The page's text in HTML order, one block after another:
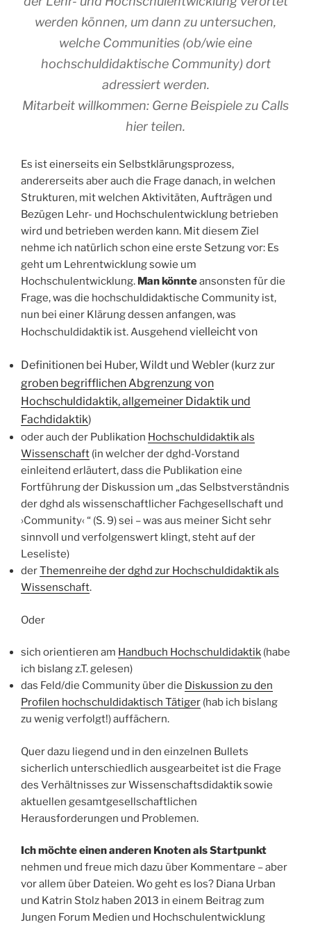
werden können, um dann zu untersuchen,
welche Communities (ob/wie eine
hochschuldidaktische Community) dort
adressiert werden.
Mitarbeit willkommen: Gerne Beispiele zu Calls
hier teilen.
Es ist einerseits ein Selbstklärungsprozess,
andererseits aber auch die Frage danach, in welchen
Strukturen, mit welchen Aktivitäten, Aufträgen und
Bezügen Lehr- und Hochschulentwicklung betrieben
wird und betrieben werden kann. Mit diesem Ziel
nehme ich natürlich schon eine erste Setzung vor: Es
geht um Lehrentwicklung sowie um
Hochschulentwicklung. Man könnteansonsten für die
Frage, was die hochschuldidaktische Community ist,
nun bei einer Klärung dessen anfangen, was
Hochschuldidaktik ist. Ausgehend vielleicht von
Definitionen bei Huber, Wildt und Webler (kurz zur
groben begrifflichen Abgrenzung von
Hochschuldidaktik, allgemeiner Didaktik und
Fachdidaktik)
oder auch der Publikation Hochschuldidaktik als
Wissenschaft (in welcher der dghd-Vorstand
einleitend erläutert, dass die Publikation eine
Fortführung der Diskussion um „das Selbstverständnis
der dghd als wissenschaftlicher Fachgesellschaft und
›Community‹ “ (S. 9) sei – was aus meiner Sicht sehr
sinnvoll und verfolgenswert klingt, steht auf der
Leseliste)
derThemenreihe der dghd zur Hochschuldidaktik als
Wissenschaft.
Oder
sich orientieren am Handbuch Hochschuldidaktik (habe
ich bislang z.T. gelesen)
das Feld/die Community über die Diskussion zu den
Profilen hochschuldidaktisch Tätiger (hab ich bislang
zu wenig verfolgt!) auffächern.
Quer dazu liegend und in den einzelnen Bullets
sicherlich unterschiedlich ausgearbeitet ist die Frage
des Verhältnisses zur Wissenschaftsdidaktik sowie
aktuellen gesamtgesellschaftlichen
Herausforderungen und Problemen.
Ich möchteeinen anderen Knoten als Startpunkt
nehmen und freue mich dazu über Kommentare – aber
vor allem über Dateien. Wo geht es los? Diana Urban
und Katrin Stolz haben 2013 in einem Beitrag zum
Jungen Forum Medien und Hochschulentwicklung